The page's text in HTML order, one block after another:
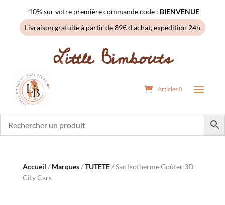
-10% sur votre première commande code : BIENVENUE
Livraison gratuite à partir de 89€ d'achat, expédition 24h
Little Bimbouts
Articles 0
Accueil / Marques/TUTETE/ Sac Isotherme Goûter 3D
City Cars